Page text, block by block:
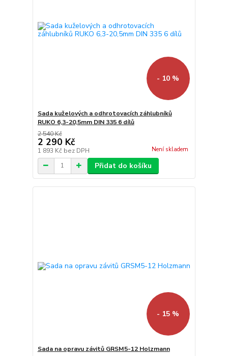
- 10 %
Sada kuželových a odhrotovacích záhlubníků
RUKO 6,3-20,5mm DIN 335 6 dílů
2 540 Kč
2 290 Kč
1 893 Kč bez DPH Není skladem
Přidat do košíku
- 15 %
Sada na opravu závitů GRSM5-12 Holzmann